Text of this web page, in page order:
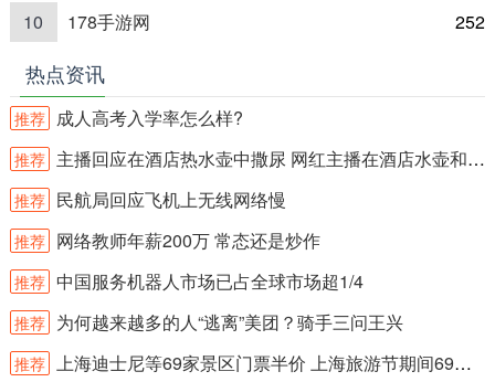
10
178手游网 252
热点资讯
推荐 成人高考入学率怎么样?
推荐 主播回应在酒店热水壶中撒尿 网红主播在酒店水壶和沐浴露内撒尿？
推荐 民航局回应飞机上无线网络慢
推荐 网络教师年薪200万 常态还是炒作
推荐 中国服务机器人市场已占全球市场超1/4
推荐 为何越来越多的人“逃离”美团？骑手三问王兴
推荐 上海迪士尼等69家景区门票半价 上海旅游节期间69家景区门票半价